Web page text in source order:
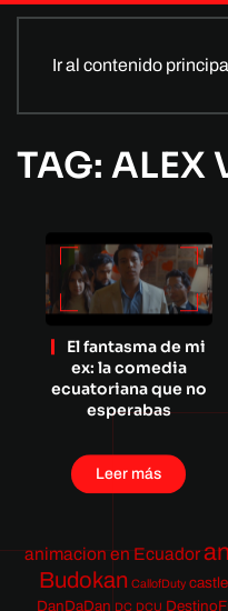
Ir al contenido
TAG: ALEX
El fantasma de mi
ex: la comedia
ecuatoriana que no
esperabas
Leer más
animacion en Ecuador
Budokan CallofDuty
DanDaDan DC DCU